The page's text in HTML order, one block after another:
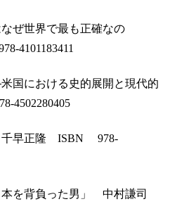
ぜ世界で最も正確なの
4101183411
国における史的展開と現代的
4502280405
千早正隆 ISBN
978-
本を背負った男」 中村謙司